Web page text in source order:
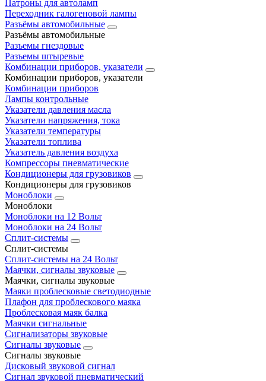
Патроны для автоламп
Переходник галогеновой лампы
Разъёмы автомобильные
Разъёмы автомобильные
Разъемы гнездовые
Разъемы штыревые
Комбинации приборов, указатели
Комбинации приборов, указатели
Комбинации приборов
Лампы контрольные
Указатели давления масла
Указатели напряжения, тока
Указатели температуры
Указатели топлива
Указатель давления воздуха
Компрессоры пневматические
Кондиционеры для грузовиков
Кондиционеры для грузовиков
Моноблоки
Моноблоки
Моноблоки на 12 Вольт
Моноблоки на 24 Вольт
Сплит-системы
Сплит-системы
Сплит‑системы на 24 Вольт
Маячки, сигналы звуковые
Маячки, сигналы звуковые
Маяки проблесковые светодиодные
Плафон для проблескового маяка
Проблесковая маяк балка
Маячки сигнальные
Сигнализаторы звуковые
Сигналы звуковые
Сигналы звуковые
Дисковый звуковой сигнал
Сигнал звуковой пневматический